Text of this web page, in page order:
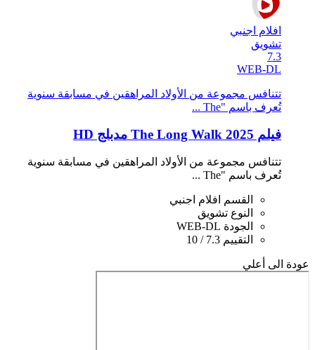
افلام اجنبي
تشويق
7.3
WEB-DL
تتنافس مجموعة من الأولاد المراهقين في مسابقة سنوية
تُعرف باسم "The ...
فيلم The Long Walk 2025 مدبلج HD
تتنافس مجموعة من الأولاد المراهقين في مسابقة سنوية
تُعرف باسم "The ...
القسم
افلام اجنبي
النوع تشويق
الجودة WEB-DL
التقييم 7.3 / 10
عودة الى أعلي